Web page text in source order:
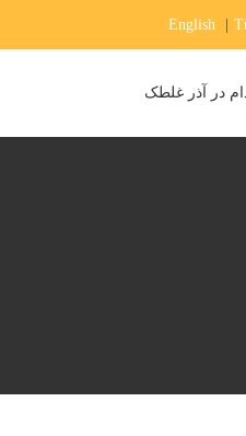
English
در آذر غلطک